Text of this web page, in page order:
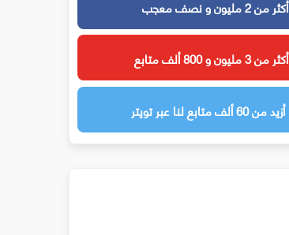
أكثر من 2 مليون و نصف معجب
أكثر من 3 مليون و 800 ألف متابع
أزيد من 60 ألف متابع لنا عبر تويتر